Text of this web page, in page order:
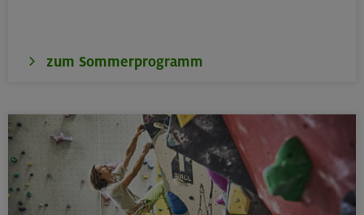
zum Sommerprogramm